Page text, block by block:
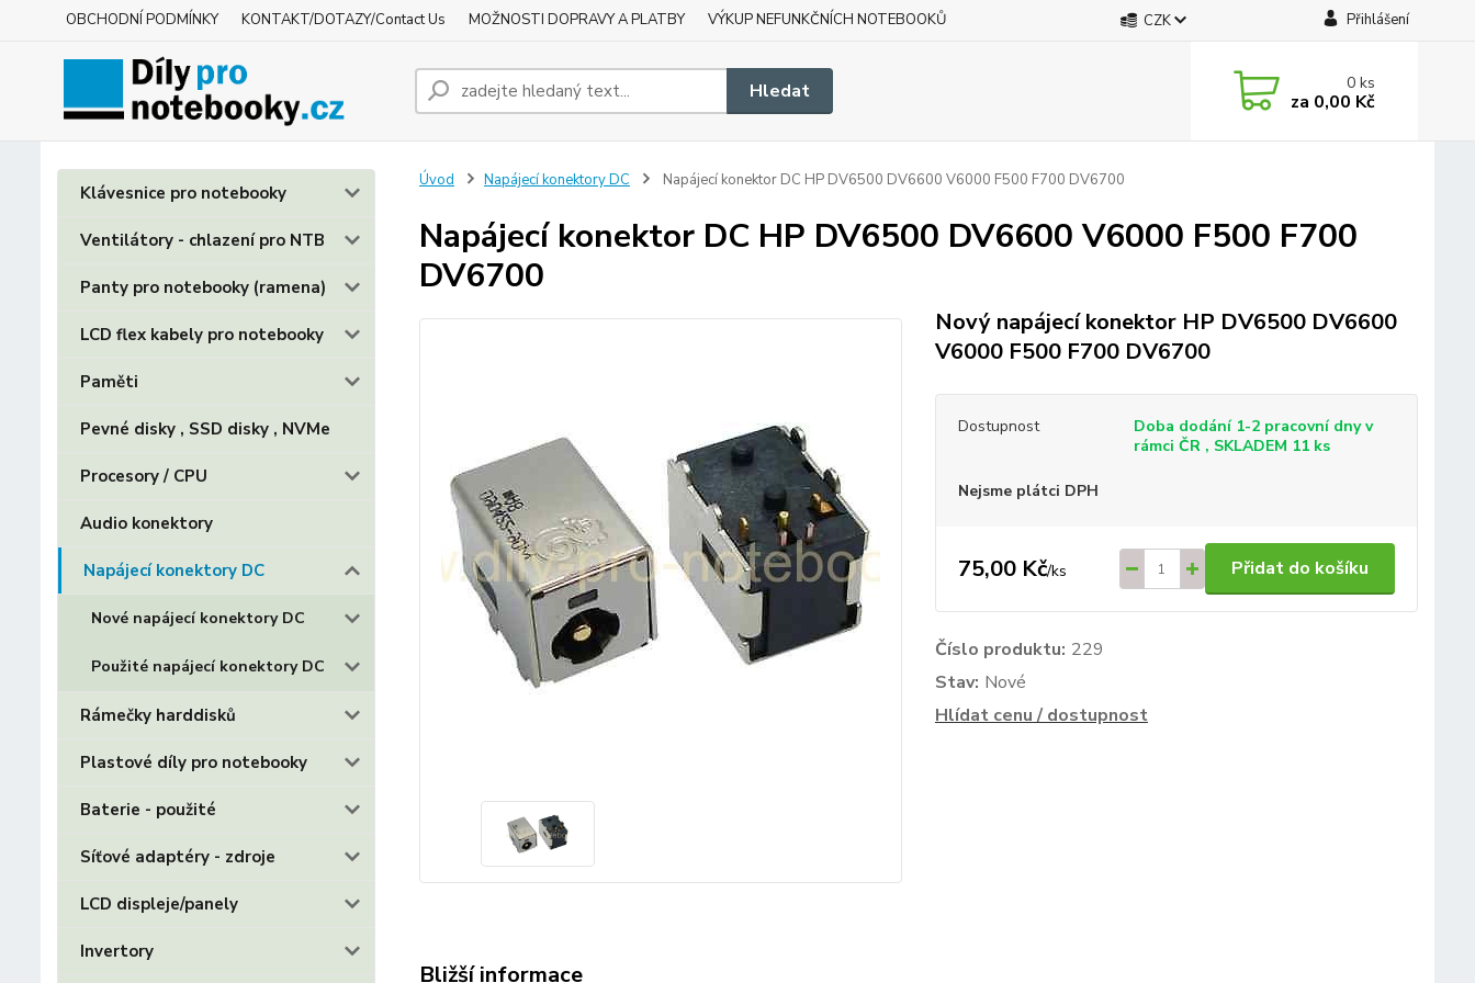
OBCHODNÍ PODMÍNKY KONTAKT/DOTAZY/Contact Us MOŽNOSTI DOPRAVY A PLATBY VÝKUP NEFUNKČNÍCH NOTEBOOKŮ CZK Přihlášení
Hledat 0ks
za 0,00 Kč
Klávesnice pro notebooky
Ventilátory - chlazení pro NTB
Panty pro notebooky (ramena)
LCD flex kabely pro notebooky
Paměti
Pevné disky , SSD disky , NVMe
Procesory / CPU
Audio konektory
Napájecí konektory DC
Nové napájecí konektory DC
Použité napájecí konektory DC
Rámečky harddisků
Plastové díly pro notebooky
Baterie - použité
Síťové adaptéry - zdroje
LCD displeje/panely
Invertory
Úvod Napájecí konektory DC Napájecí konektor DC HP DV6500 DV6600 V6000 F500 F700 DV6700
Napájecí konektor DC HP DV6500 DV6600 V6000 F500 F700
DV6700
Nový napájecí konektor HP DV6500 DV6600
V6000 F500 F700 DV6700
Dostupnost
Doba dodání 1-2 pracovní dny v
rámci ČR , SKLADEM 11 ks
Nejsme plátci DPH
75,00 Kč/ks Přidat do košíku
Číslo produktu: 229
Stav: Nové
Hlídat cenu / dostupnost
Bližší informace